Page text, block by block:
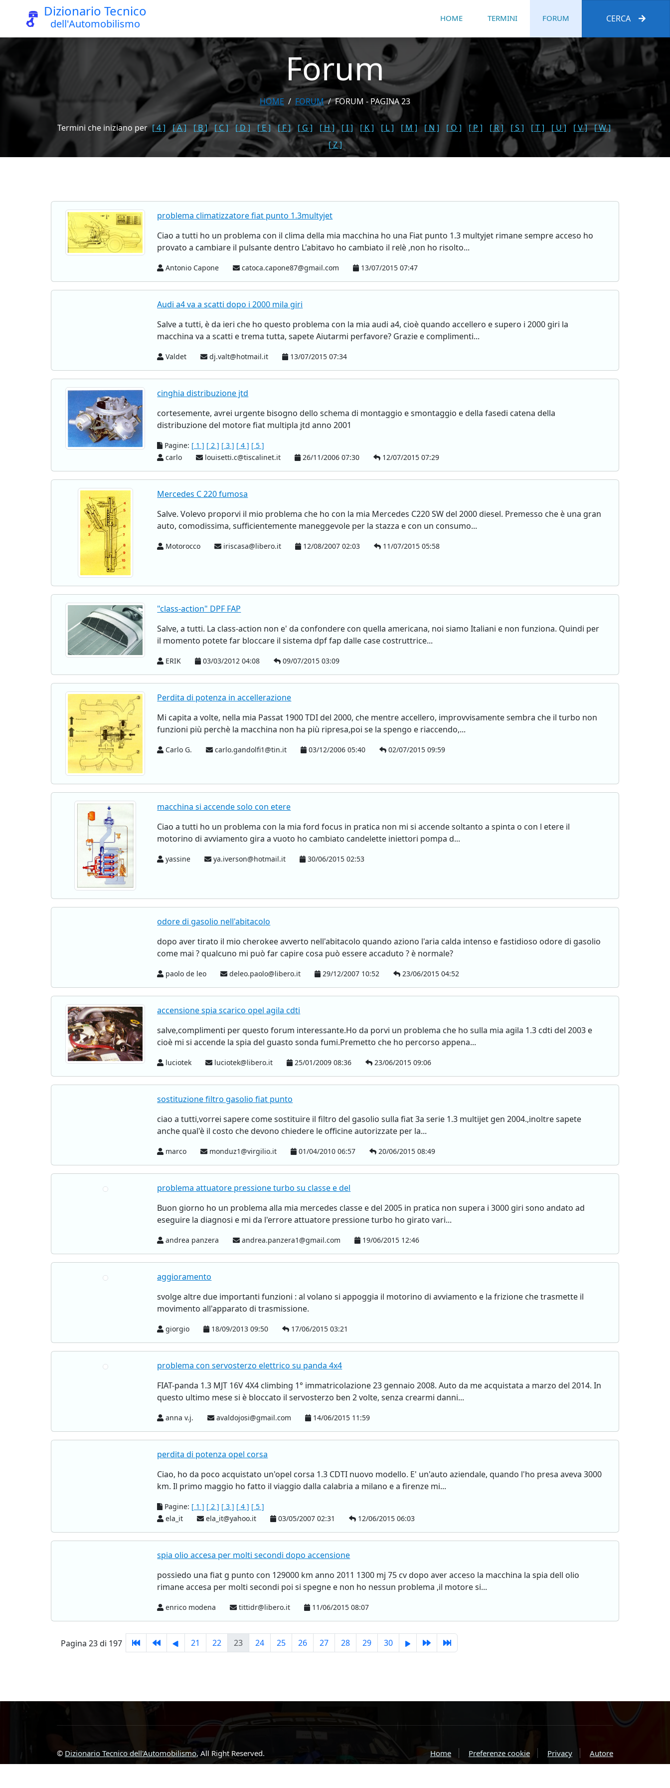
Dizionario Tecnico
dell'Automobilismo HOME TERMINI FORUM CERCA
Forum
HOME FORUM FORUM - PAGINA 23
Termini che iniziano per [ 4 ] [ A ] [ B ] [ C ] [ D ] [ E ] [ F ] [ G ] [ H ] [ I ] [ K ] [ L ] [ M ] [ N ] [ O ] [ P ] [ R ] [ S ] [ T ] [ U ] [ V ]
[ W ]
[ Z ]
problema climatizzatore fiat punto 1.3multyjet
Ciao a tutti ho un problema con il clima della mia macchina ho una Fiat punto 1.3 multyjet rimane sempre acceso ho
provato a cambiare il pulsante dentro L'abitavo ho cambiato il relè ,non ho risolto...
Antonio Capone catoca.capone87@gmail.com 13/07/2015 07:47
Audi a4 va a scatti dopo i 2000 mila giri
Salve a tutti, è da ieri che ho questo problema con la mia audi a4, cioè quando accellero e supero i 2000 giri la
macchina va a scatti e trema tutta, sapete Aiutarmi perfavore? Grazie e complimenti...
Valdet dj.valt@hotmail.it 13/07/2015 07:34
cinghia distribuzione jtd
cortesemente, avrei urgente bisogno dello schema di montaggio e smontaggio e della fasedi catena della
distribuzione del motore fiat multipla jtd anno 2001
Pagine: [ 1 ] [ 2 ] [ 3 ] [ 4 ] [ 5 ]
carlo
louisetti.c@tiscalinet.it 26/11/2006 07:30 12/07/2015 07:29
Mercedes C 220 fumosa
Salve. Volevo proporvi il mio problema che ho con la mia Mercedes C220 SW del 2000 diesel. Premesso che è una gran
auto, comodissima, sufficientemente maneggevole per la stazza e con un consumo...
Motorocco iriscasa@libero.it 12/08/2007 02:03 11/07/2015 05:58
"class-action" DPF FAP
Salve, a tutti. La class-action non e' da confondere con quella americana, noi siamo Italiani e non funziona. Quindi per
il momento potete far bloccare il sistema dpf fap dalle case costruttrice...
ERIK 03/03/2012 04:08 09/07/2015 03:09
Perdita di potenza in accellerazione
Mi capita a volte, nella mia Passat 1900 TDI del 2000, che mentre accellero, improvvisamente sembra che il turbo non
funzioni più perchè la macchina non ha più ripresa,poi se la spengo e riaccendo,...
Carlo G. carlo.gandolfi1@tin.it 03/12/2006 05:40 02/07/2015 09:59
macchina si accende solo con etere
Ciao a tutti ho un problema con la mia ford focus in pratica non mi si accende soltanto a spinta o con l etere il
motorino di avviamento gira a vuoto ho cambiato candelette iniettori pompa d...
yassine ya.iverson@hotmail.it 30/06/2015 02:53
odore di gasolio nell'abitacolo
dopo aver tirato il mio cherokee avverto nell'abitacolo quando aziono l'aria calda intenso e fastidioso odore di gasolio
come mai ? qualcuno mi può far capire cosa può essere accaduto ? è normale?
paolo de leo deleo.paolo@libero.it 29/12/2007 10:52 23/06/2015 04:52
accensione spia scarico opel agila cdti
salve,complimenti per questo forum interessante.Ho da porvi un problema che ho sulla mia agila 1.3 cdti del 2003 e
cioè mi si accende la spia del guasto sonda fumi.Premetto che ho percorso appena...
luciotek luciotek@libero.it 25/01/2009 08:36 23/06/2015 09:06
sostituzione filtro gasolio fiat punto
ciao a tutti,vorrei sapere come sostituire il filtro del gasolio sulla fiat 3a serie 1.3 multijet gen 2004.,inoltre sapete
anche qual'è il costo che devono chiedere le officine autorizzate per la...
marco monduz1@virgilio.it 01/04/2010 06:57 20/06/2015 08:49
problema attuatore pressione turbo su classe e del
Buon giorno ho un problema alla mia mercedes classe e del 2005 in pratica non supera i 3000 giri sono andato ad
eseguire la diagnosi e mi da l'errore attuatore pressione turbo ho girato vari...
andrea panzera andrea.panzera1@gmail.com 19/06/2015 12:46
aggioramento
svolge altre due importanti funzioni : al volano si appoggia il motorino di avviamento e la frizione che trasmette il
movimento all'apparato di trasmissione.
giorgio 18/09/2013 09:50 17/06/2015 03:21
problema con servosterzo elettrico su panda 4x4
FIAT-panda 1.3 MJT 16V 4X4 climbing 1° immatricolazione 23 gennaio 2008. Auto da me acquistata a marzo del 2014. In
questo ultimo mese si è bloccato il servosterzo ben 2 volte, senza crearmi danni...
anna v.j. avaldojosi@gmail.com 14/06/2015 11:59
perdita di potenza opel corsa
Ciao, ho da poco acquistato un'opel corsa 1.3 CDTI nuovo modello. E' un'auto aziendale, quando l'ho presa aveva 3000
km. Il primo maggio ho fatto il viaggio dalla calabria a milano e a firenze mi...
Pagine: [ 1 ] [ 2 ] [ 3 ] [ 4 ] [ 5 ]
ela_it
ela_it@yahoo.it 03/05/2007 02:31 12/06/2015 06:03
spia olio accesa per molti secondi dopo accensione
possiedo una fiat g punto con 129000 km anno 2011 1300 mj 75 cv dopo aver acceso la macchina la spia dell olio
rimane accesa per molti secondi poi si spegne e non ho nessun problema ,il motore si...
enrico modena tittidr@libero.it 11/06/2015 08:07
Pagina 23 di 197 21 22 23 24 25 26 27 28 29 30
© Dizionario Tecnico dell'Automobilismo, All Right Reserved. Home Preferenze cookie Privacy Autore